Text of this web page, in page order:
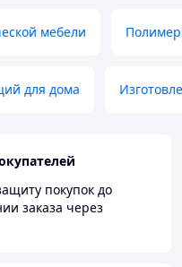
мебели
для дома
покупок до
заказа через